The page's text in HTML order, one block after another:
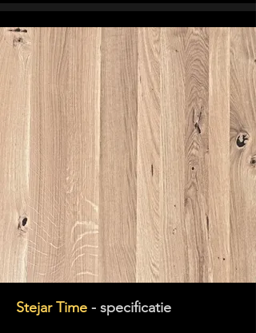
Stejar Time - specificatie